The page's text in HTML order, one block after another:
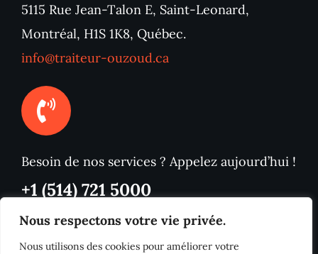
Nous respectons votre vie privée.
Nous utilisons des cookies pour améliorer votre
5115 Rue Jean-Talon E, Saint-Leonard,
Montréal, H1S 1K8, Québec.
info@traiteur-ouzoud.ca
Besoin de nos services ? Appelez aujourd’hui !
+1 (514) 721 5000